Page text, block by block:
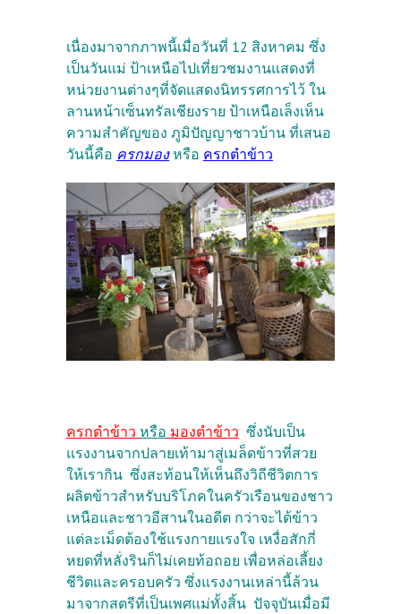
เนื่องมาจากภาพนี้เมื่อวันที่ 12 สิงหาคม ซึ่ง
เป็นวันแม่ ป้าเหนือไปเที่ยวชมงานแสดงที่
หน่วยงานต่างๆที่จัดแสดงนิทรรศการไว้ ใน
ลานหน้าเซ็นทรัลเชียงราย ป้าเหนือเล็งเห็น
ความสำคัญของ ภูมิปัญญาชาวบ้าน ที่เสนอ
วันนี้คือ ครกมอง หรือ ครกตำข้าว
ครกตำข้าว หรือ มองตำข้าว ซึ่งนับเป็น
แรงงานจากปลายเท้ามาสู่เมล็ดข้าวที่สวย
ให้เรากิน ซึ่งสะท้อนให้เห็นถึงวิถีชีวิตการ
ผลิตข้าวสำหรับบริโภคในครัวเรือนของชาว
เหนือและชาวอีสานในอดีต กว่าจะได้ข้าว
แต่ละเม็ดต้องใช้แรงกายแรงใจ เหงื่อสักกี่
หยดที่หลั่งรินก็ไม่เคยท้อถอย เพื่อหล่อเลี้ยง
ชีวิตและครอบครัว ซึ่งแรงงานเหล่านี้ล้วน
มาจากสตรีที่เป็นเพศแม่ทั้งสิ้น ปัจจุบันเมื่อมี